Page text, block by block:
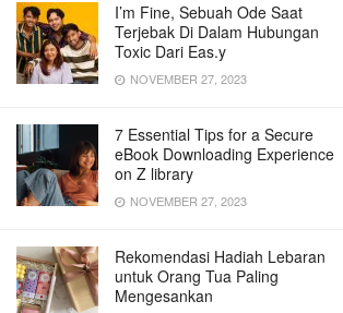
I’m Fine, Sebuah Ode Saat
Terjebak Di Dalam Hubungan
Toxic Dari Eas.y
NOVEMBER 27, 2023
7 Essential Tips for a Secure
eBook Downloading Experience
on Z library
NOVEMBER 27, 2023
Rekomendasi Hadiah Lebaran
untuk Orang Tua Paling
Mengesankan